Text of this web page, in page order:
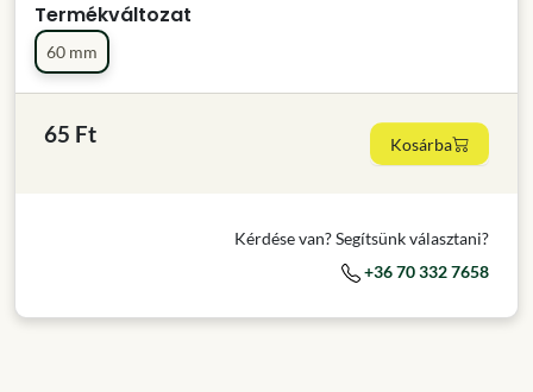
Termékváltozat
60 mm
65 Ft Kosárba
Kérdése van? Segítsünk választani?
+36 70 332 7658